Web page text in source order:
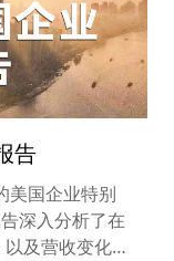
告
美国企业特别
深入分析了在
及营收变化